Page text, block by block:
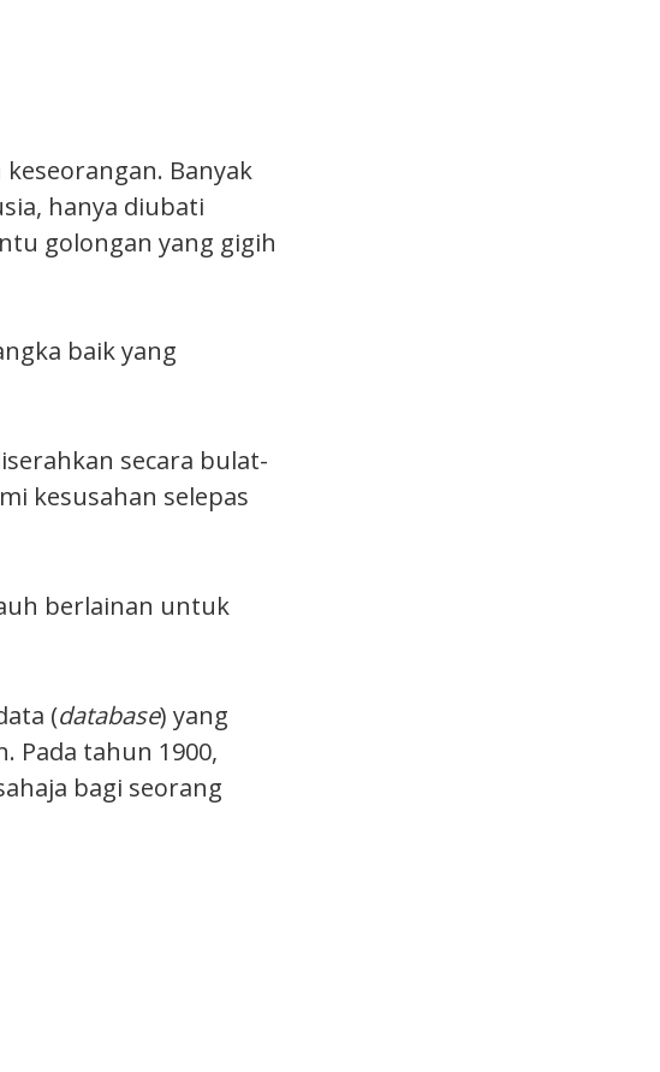
Banyak
hanya diubati
golongan yang gigih
baik yang
secara bulat-
kesusahan selepas
berlainan untuk
(database) yang
Pada tahun 1900,
bagi seorang